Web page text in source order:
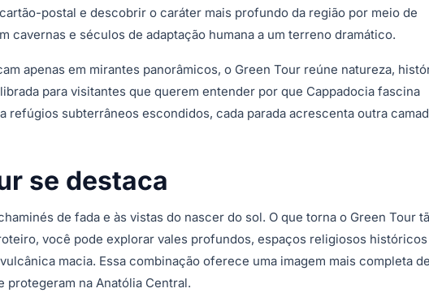
postal e descobrir o caráter mais profundo da região por meio de
cavernas e séculos de adaptação humana a um terreno dramático.
apenas em mirantes panorâmicos, o Green Tour reúne natureza,
para visitantes que querem entender por que Cappadocia fascina
refúgios subterrâneos escondidos, cada parada acrescenta outra
se destaca
de fada e às vistas do nascer do sol. O que torna o Green Tour
você pode explorar vales profundos, espaços religiosos históricos
macia. Essa combinação oferece uma imagem mais completa de
protegeram na Anatólia Central.